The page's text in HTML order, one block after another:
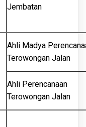
Jembatan
Ahli Madya
Terowongan Jalan
Ahli Perencanaan
Terowongan Jalan